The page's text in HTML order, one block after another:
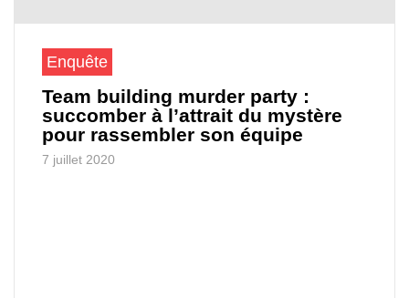
Enquête
Team building murder party :
succomber à l’attrait du mystère
pour rassembler son équipe
7 juillet 2020